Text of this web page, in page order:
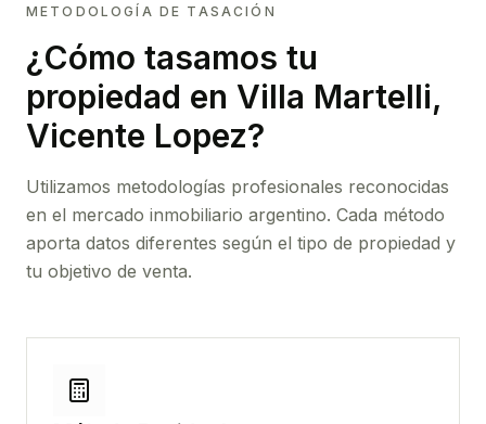
METODOLOGÍA DE TASACIÓN
¿Cómo tasamos tu
propiedad en Villa Martelli,
Vicente Lopez?
Utilizamos metodologías profesionales reconocidas
en el mercado inmobiliario argentino. Cada método
aporta datos diferentes según el tipo de propiedad y
tu objetivo de venta.